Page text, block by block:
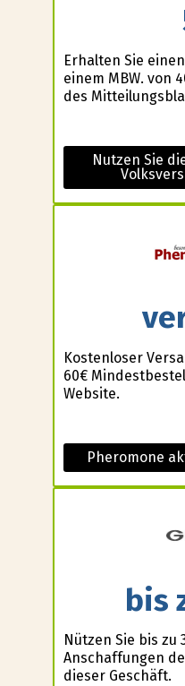
Erhalten Sie
einem MBW. von
des
Nutzen Sie
Kostenloser
60€
Website.
Pheromone
bis
Nützen Sie bis zu
Anschaffungen
dieser Geschäft.